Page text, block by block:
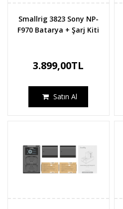
Smallrig 3823 Sony NP-
F970 Batarya + Şarj Kiti
3.899,00TL
Satın Al